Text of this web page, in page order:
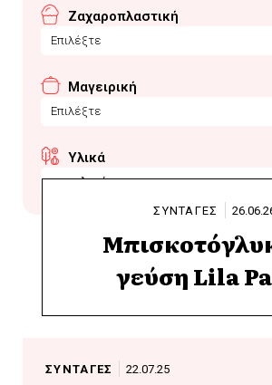
Ζαχαροπλαστική
Επιλέξτε
Μαγειρική
Επιλέξτε
Υλικά
σοκολατάκια
ΣΥΝΤΑΓΕΣ
γεύση Lila
ΣΥΝΤΑΓΕΣ 22.07.25